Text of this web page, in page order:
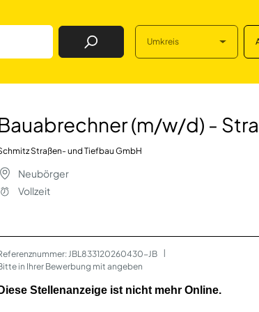
Job Finden Umkreis
d) - Straßen-
(m/w/d) -
Straßen- und Tiefbau GmbH
Neubörger
Vollzeit
JBL833120260430-JB
in Ihrer Bewerbung mit angeben